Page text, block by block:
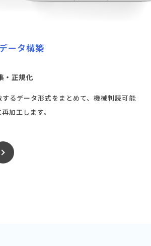
ータ構築
・正規化
るデータ形式をまとめて、機械判読可能
加工します。